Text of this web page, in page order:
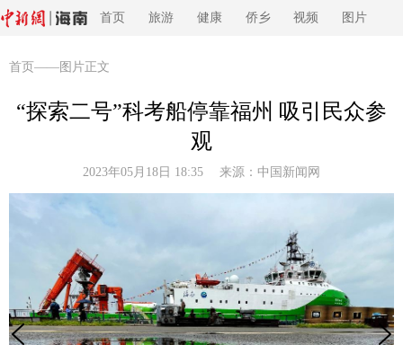
首页 旅游 健康 侨乡 视频 图片
首页 ——图片正文
“探索二号”科考船停靠福州 吸引民众参
观
2023年05月18日 18:35 来源： 中国新闻网